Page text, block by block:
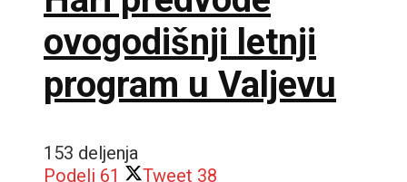
ovogodišnji letnji
program u Valjevu
153 deljenja
Podeli 61 Tweet 38